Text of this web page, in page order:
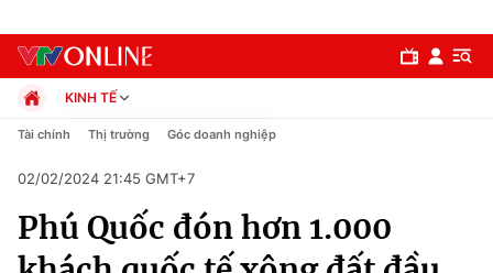
Chuyên mục
Chính trị
KINH TẾ
Chính trị
Pháp luật
Kinh tế
Thể thao
Tài chính Thị trường Góc doanh nghiệp
02/02/2024 21:45 GMT+7
Phú Quốc đón hơn 1.000